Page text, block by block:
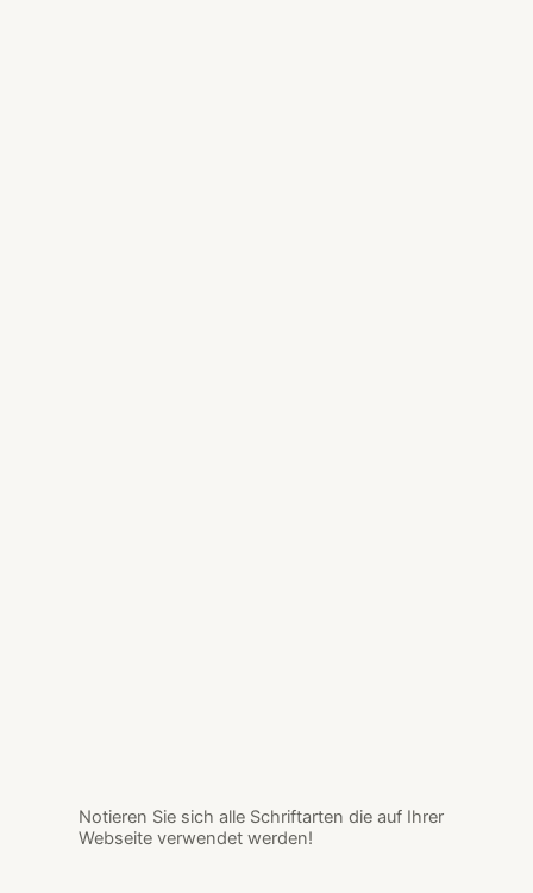
Notieren Sie sich alle Schriftarten die auf Ihrer
Webseite verwendet werden!